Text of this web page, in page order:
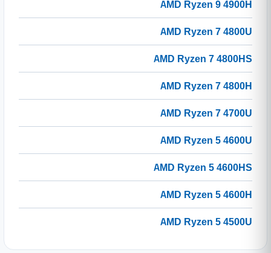
AMD Ryzen 9 4900H
AMD Ryzen 7 4800U
AMD Ryzen 7 4800HS
AMD Ryzen 7 4800H
AMD Ryzen 7 4700U
AMD Ryzen 5 4600U
AMD Ryzen 5 4600HS
AMD Ryzen 5 4600H
AMD Ryzen 5 4500U